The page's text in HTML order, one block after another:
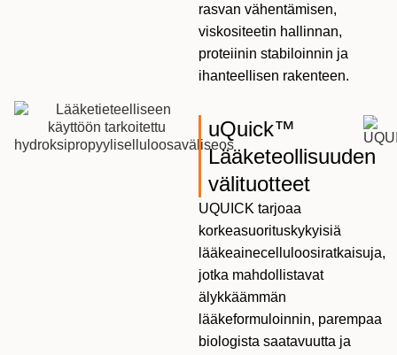
rasvan vähentämisen,
viskositeetin hallinnan,
proteiinin stabiloinnin ja
ihanteellisen rakenteen.
uQuick™
Lääketeollisuuden
välituotteet
UQUICK tarjoaa
korkeasuorituskykyisiä
lääkeainecelluloosiratkaisuja,
jotka mahdollistavat
älykkäämmän
lääkeformuloinnin, parempaa
biologista saatavuutta ja